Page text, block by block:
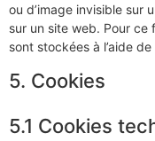
ou d’image invisible sur
sur un site web. Pour ce
sont stockées à l’aide
5. Cookies
5.1 Cookies